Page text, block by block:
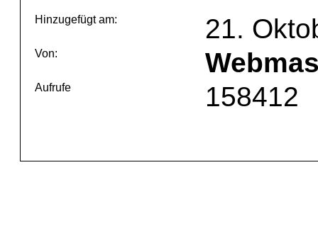
Hinzugefügt am: 21.
Von:
Aufrufe 158412